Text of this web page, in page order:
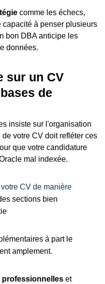
comme les échecs,
à penser plusieurs
bon DBA anticipe les
données.
sur un CV
de
insiste sur l'organisation
de votre CV doit refléter ces
que votre candidature
mal indexée.
CV de manière
sections bien
à part le
amplement.
professionnelleset